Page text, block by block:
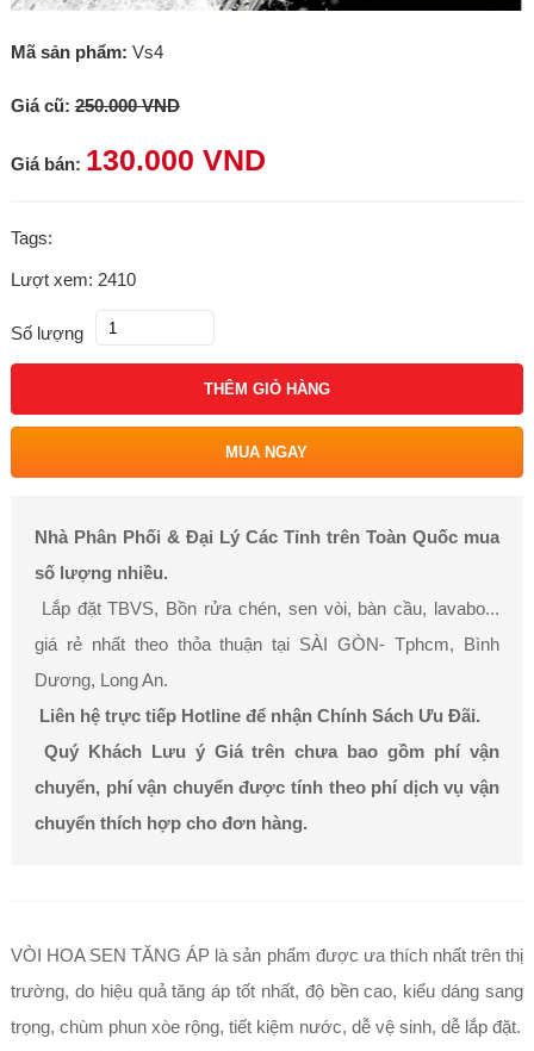
Mã sản phẩm: Vs4
Giá cũ: 250.000 VND
Giá bán: 130.000 VND
Tags:
Lượt xem: 2410
Số lượng
THÊM GIỎ HÀNG
MUA NGAY
Nhà Phân Phối & Đại Lý Các Tỉnh trên Toàn Quốc mua
số lượng nhiều.
Lắp đặt TBVS, Bồn rửa chén, sen vòi, bàn cầu, lavabo...
giá rẻ nhất theo thỏa thuận tại SÀI GÒN- Tphcm, Bình
Dương, Long An.
Liên hệ trực tiếp Hotline để nhận Chính Sách Ưu Đãi.
Quý Khách Lưu ý Giá trên chưa bao gồm phí vận
chuyển, phí vận chuyển được tính theo phí dịch vụ vận
chuyển thích hợp cho đơn hàng.
VÒI HOA SEN TĂNG ÁP là sản phẩm được ưa thích nhất trên thị
trường, do hiệu quả tăng áp tốt nhất, độ bền cao, kiểu dáng sang
trọng, chùm phun xòe rộng, tiết kiệm nước, dễ vệ sinh, dễ lắp đặt.